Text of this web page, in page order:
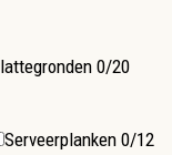
0/20
Serveerplanken 0/12